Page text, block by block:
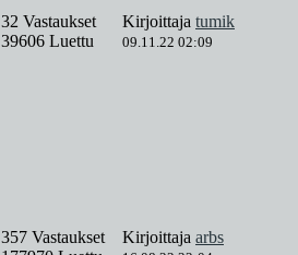
32 Vastaukset
39606 Luettu
Kirjoittaja tumik
09.11.22 02:09
357 Vastaukset
Kirjoittaja arbs